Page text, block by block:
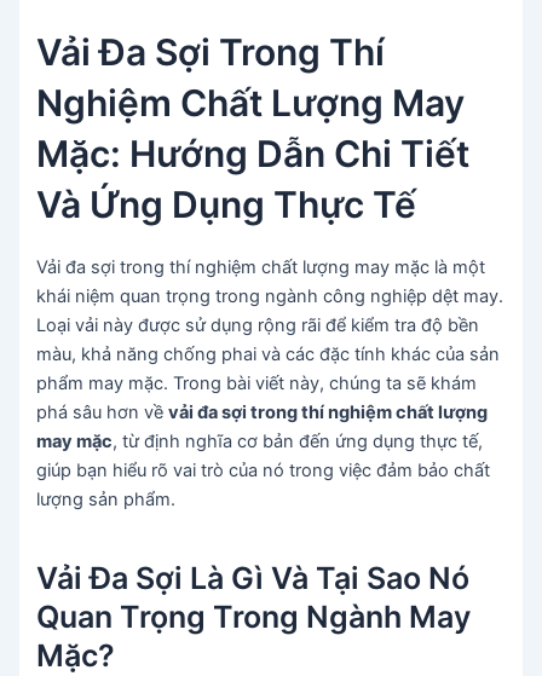
Vải Đa Sợi Trong Thí
Nghiệm Chất Lượng May
Mặc: Hướng Dẫn Chi Tiết
Và Ứng Dụng Thực Tế
Vải đa sợi trong thí nghiệm chất lượng may mặc là một
khái niệm quan trọng trong ngành công nghiệp dệt may.
Loại vải này được sử dụng rộng rãi để kiểm tra độ bền
màu, khả năng chống phai và các đặc tính khác của sản
phẩm may mặc. Trong bài viết này, chúng ta sẽ khám
phá sâu hơn vềvải đa sợi trong thí nghiệm chất lượng
may mặc, từ định nghĩa cơ bản đến ứng dụng thực tế,
giúp bạn hiểu rõ vai trò của nó trong việc đảm bảo chất
lượng sản phẩm.
Vải Đa Sợi Là Gì Và Tại Sao Nó
Quan Trọng Trong Ngành May
Mặc?